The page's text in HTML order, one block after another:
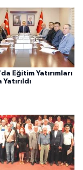
Eğitim Yatırımları